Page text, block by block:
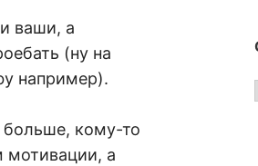
ваши, а
(ну на
например).
кому-то
мотивации, а